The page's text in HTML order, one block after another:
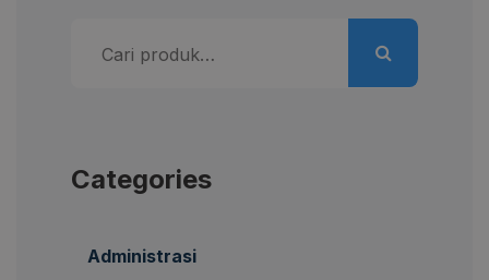
untuk:
Categories
Administrasi